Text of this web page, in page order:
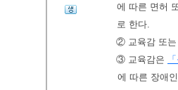
에 따른 면허
로 한다.
② 교육감 또는
③ 교육감은
에 따른 장애